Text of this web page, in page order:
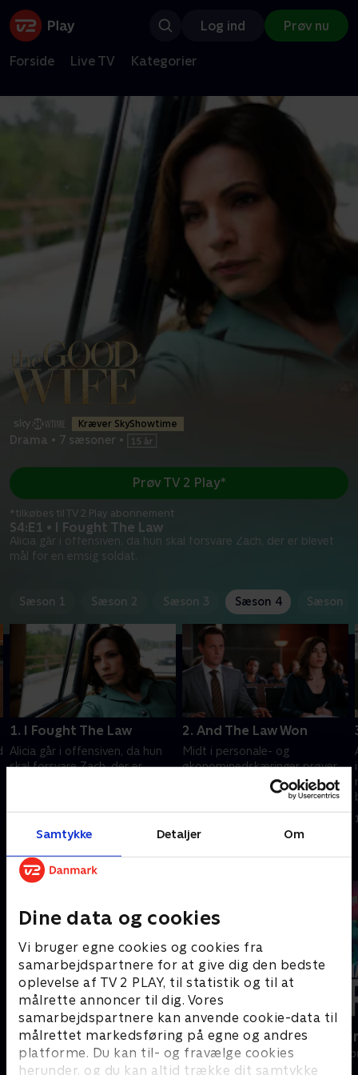
Samtykke Detaljer Om
Dine data og cookies
Vi bruger egne cookies og cookies fra
samarbejdspartnere for at give dig den bedste
oplevelse af TV 2 PLAY, til statistik og til at
målrette annoncer til dig. Vores
samarbejdspartnere kan anvende cookie-data til
målrettet markedsføring på egne og andres
platforme. Du kan til- og fravælge cookies
herunder, og du kan altid trække dit samtykke
Log ind Prøv nu
Forside Live TV Kategorier
Kræver SkyShowtime
Drama • 7 sæsoner •
S4:E1 • I Fought The Law
Alicia går i offensiven, da hun skal forsvare Zach, der er blevet
mål for en emsig soldat.
Prøv TV 2 Play*
*tilkøbes til TV 2 Play abonnement
Sæson 1 Sæson 2 Sæson 3 Sæson 4 Sæson 5
1. I Fought The Law
Alicia går i offensiven, da hun
skal forsvare Zach, der er
2. And The Law Won
Midt i personale- og
økonominedskæringer prøver
Will at hjælpe ved at afslå et
lavt forlig i sin første sag efter
at være kommet tilbage. Alicia
Andre så også
Efterforskningen
Drama • 1 sæsoner
Happy
Drama • 1